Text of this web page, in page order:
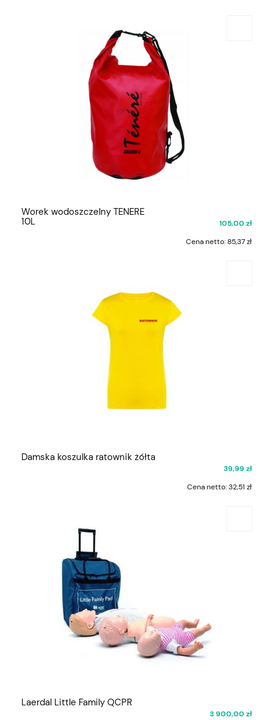
Worek wodoszczelny TENERE
10L
105,00 zł
Cena netto:85,37 zł
Damska koszulka ratownik żółta
39,99 zł
Cena netto:32,51 zł
Laerdal Little Family QCPR
3 900,00 zł